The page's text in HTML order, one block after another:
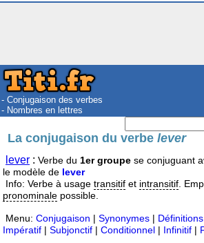
- Conjugaison des verbes
- Nombres en lettres
La conjugaison du verbelever
lever : Verbe du 1er groupe se conjuguant
le modèle de lever
Info: Verbe à usage transitif et intransitif .
pronominale possible.
Menu: Conjugaison | Synonymes | Définitions
Impératif | Subjonctif | Conditionnel | Infinitif |